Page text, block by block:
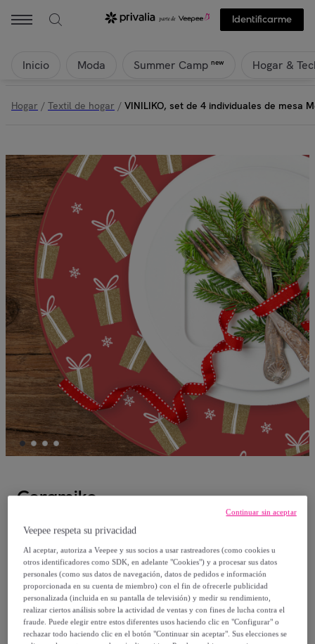
Identificarme
Inicio Moda Summer Camp new Hogar &
Hogar / Textil de hogar / VINILIKO, set de 4 individuales de mesa
Ceramiko
VINILIKO, set de 4 individuales de mesa
Merry Christmas 2 4u-[Diam] 40 cm
Modelo: 4u-[Diam] 40
20,00 €
40,00 €
Veepee respeta su privacidad
Al aceptar, autoriza a Veepee y sus socios a usar rastreadores (como cookies u
otros identificadores como SDK, en adelante "Cookies") y a procesar sus datos
personales (como sus datos de navegación, datos de pedidos e información
proporcionada en su cuenta de miembro) con el fin de ofrecerle publicidad
personalizada (incluida en su pantalla de televisión) y medir su rendimiento,
realizar ciertos análisis sobre la actividad de ventas y con fines de lucha contra el
fraude. Puede elegir entre estos diferentes usos haciendo clic en "Configurar" o
rechazar todo haciendo clic en el botón "Continuar sin aceptar". Sus elecciones se
Continuar sin aceptar